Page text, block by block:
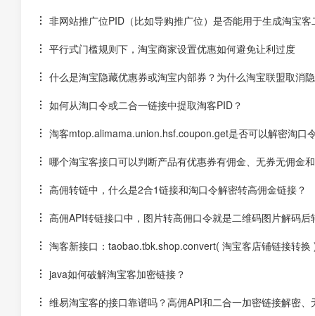
非网站推广位PID（比如导购推广位）是否能用于生成淘宝
平行式门槛规则下，淘宝商家设置优惠如何避免让利过度
什么是淘宝隐藏优惠券或淘宝内部券？为什么淘宝联盟取消
如何从淘口令或二合一链接中提取淘客PID？
淘客mtop.alimama.union.hsf.coupon.get是否可以解密淘口
哪个淘宝客接口可以判断产品有优惠券有佣金、无券无佣金
高佣转链中，什么是2合1链接和淘口令解密转高佣金链接？
高佣API转链接口中，图片转高佣口令就是二维码图片解码后
淘客新接口：taobao.tbk.shop.convert( 淘宝客店铺链接转换
java如何破解淘宝客加密链接？
维易淘宝客的接口靠谱吗？高佣API和二合一加密链接解密